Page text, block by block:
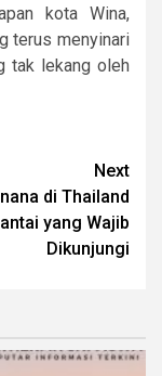
kota Wina,
terus menyinari
tak lekang oleh
Next
di Thailand
yang Wajib
Dikunjungi